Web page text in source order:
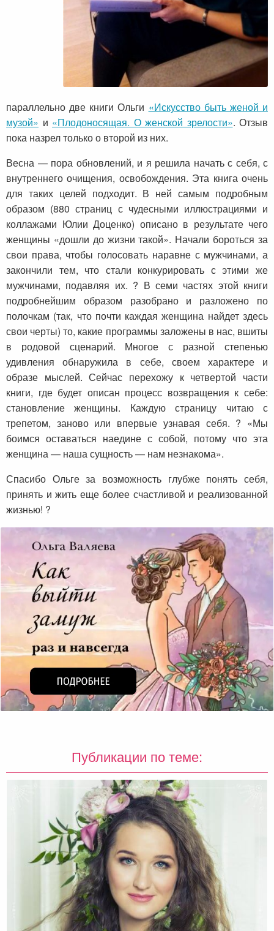
параллельно две книги Ольги «Искусство быть женой и
музой» и «Плодоносящая. О женской зрелости». Отзыв
пока назрел только о второй из них.
Весна — пора обновлений, и я решила начать с себя, с
внутреннего очищения, освобождения. Эта книга очень
для таких целей подходит. В ней самым подробным
образом (880 страниц с чудесными иллюстрациями и
коллажами Юлии Доценко) описано в результате чего
женщины «дошли до жизни такой». Начали бороться за
свои права, чтобы голосовать наравне с мужчинами, а
закончили тем, что стали конкурировать с этими же
мужчинами, подавляя их. ? В семи частях этой книги
подробнейшим образом разобрано и разложено по
полочкам (так, что почти каждая женщина найдет здесь
свои черты) то, какие программы заложены в нас, вшиты
в родовой сценарий. Многое с разной степенью
удивления обнаружила в себе, своем характере и
образе мыслей. Сейчас перехожу к четвертой части
книги, где будет описан процесс возвращения к себе:
становление женщины. Каждую страницу читаю с
трепетом, заново или впервые узнавая себя. ? «Мы
боимся оставаться наедине с собой, потому что эта
женщина — наша сущность — нам незнакома».
Спасибо Ольге за возможность глубже понять себя,
принять и жить еще более счастливой и реализованной
жизнью! ?
Публикации по теме: